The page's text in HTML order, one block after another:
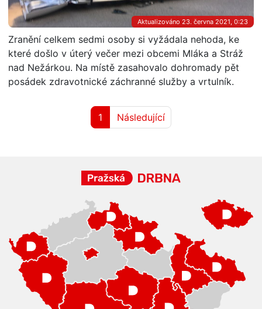
Aktualizováno 23. června 2021, 0:23
Zranění celkem sedmi osoby si vyžádala nehoda, ke
které došlo v úterý večer mezi obcemi Mláka a Stráž
nad Nežárkou. Na místě zasahovalo dohromady pět
posádek zdravotnické záchranné služby a vrtulník.
1 Následující